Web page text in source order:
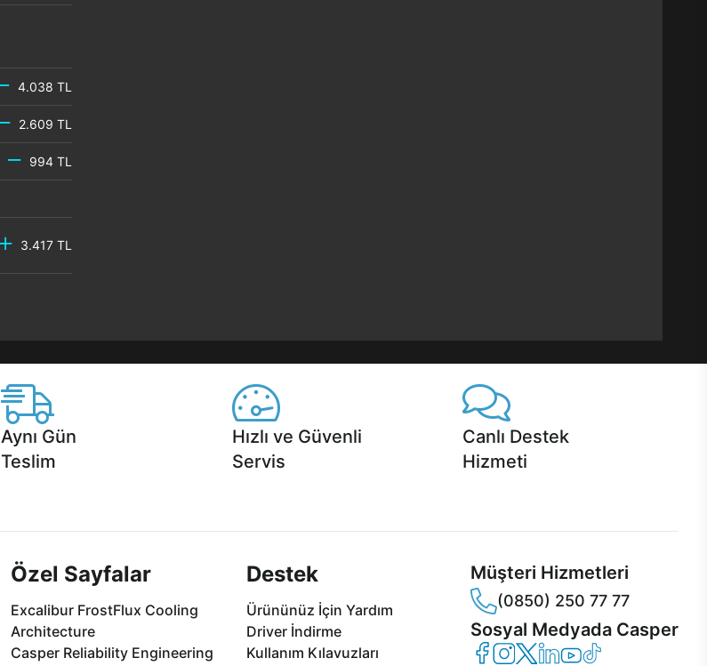
4.038 TL
2.609 TL
994 TL
3.417 TL
Aynı Gün
Teslim
Hızlı ve Güvenli
Servis
Canlı Destek
Hizmeti
Özel Sayfalar
Excalibur FrostFlux Cooling
Architecture
Casper Reliability Engineering
Destek
Ürününüz İçin Yardım
Driver İndirme
Kullanım Kılavuzları
Müşteri Hizmetleri
(0850) 250 77 77
Sosyal Medyada Casper
Casper Facebook
Casper Instagram
Casper Twitter
Casper LinkedIn
Casper YouTube
Casper TikTok